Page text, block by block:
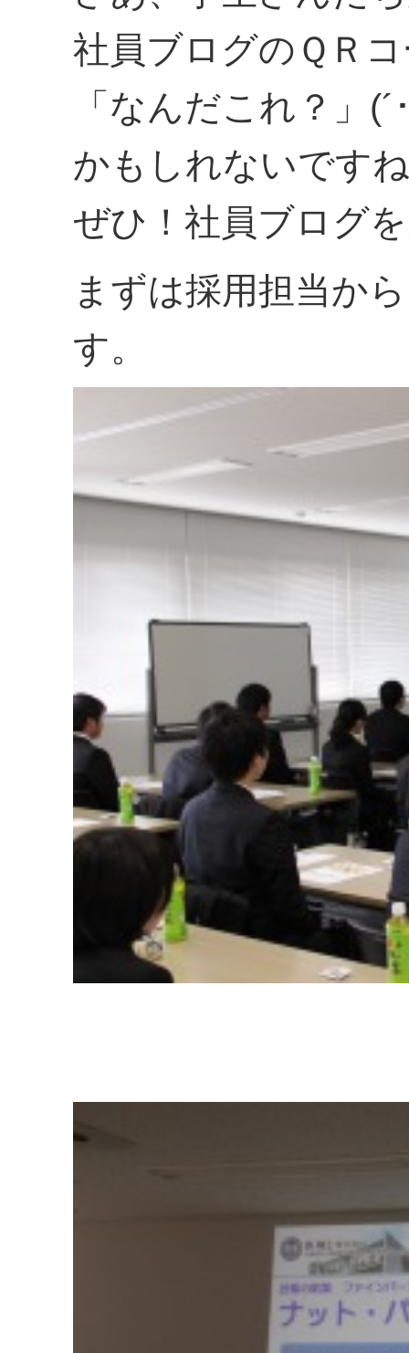
社員ブログのＱＲ
「なんだこれ？」
かもしれないです
ぜひ！社員ブログ
まずは採用担当か
す。